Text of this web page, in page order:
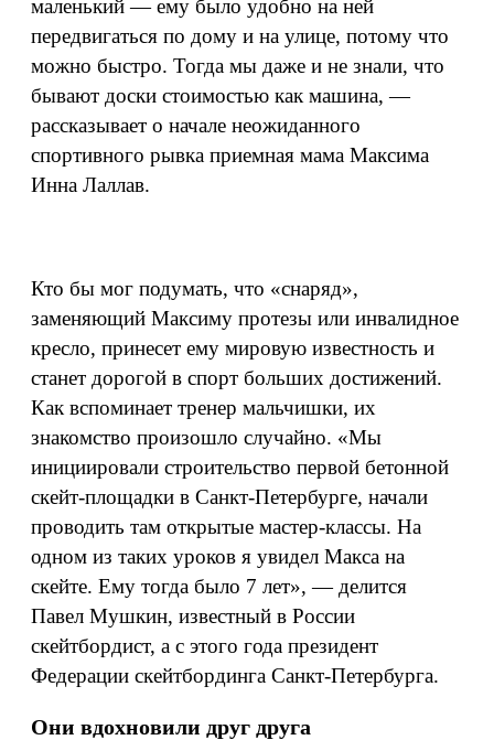
маленький — ему было удобно на ней
передвигаться по дому и на улице, потому что
можно быстро. Тогда мы даже и не знали, что
бывают доски стоимостью как машина, —
рассказывает о начале неожиданного
спортивного рывка приемная мама Максима
Инна Лаллав.
Кто бы мог подумать, что «снаряд»,
заменяющий Максиму протезы или инвалидное
кресло, принесет ему мировую известность и
станет дорогой в спорт больших достижений.
Как вспоминает тренер мальчишки, их
знакомство произошло случайно. «Мы
инициировали строительство первой бетонной
скейт-площадки в Санкт-Петербурге, начали
проводить там открытые мастер-классы. На
одном из таких уроков я увидел Макса на
скейте. Ему тогда было 7 лет», — делится
Павел Мушкин, известный в России
скейтбордист, а с этого года президент
Федерации скейтбординга Санкт-Петербурга.
Они вдохновили друг друга